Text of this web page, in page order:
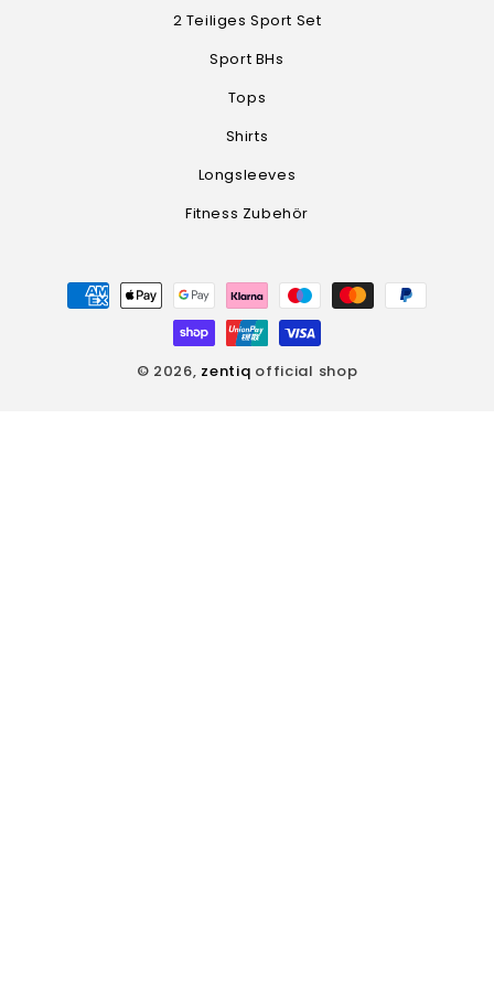
2 Teiliges Sport Set
Sport BHs
Tops
Shirts
Longsleeves
Fitness Zubehör
© 2026, zentiq official shop
Zahlungsmethoden